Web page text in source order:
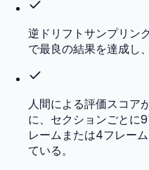
逆ドリフトサンプリン
で最良の結果を達成し
人間による評価スコア
に、セクションごとに
レームまたは4フレー
ている。